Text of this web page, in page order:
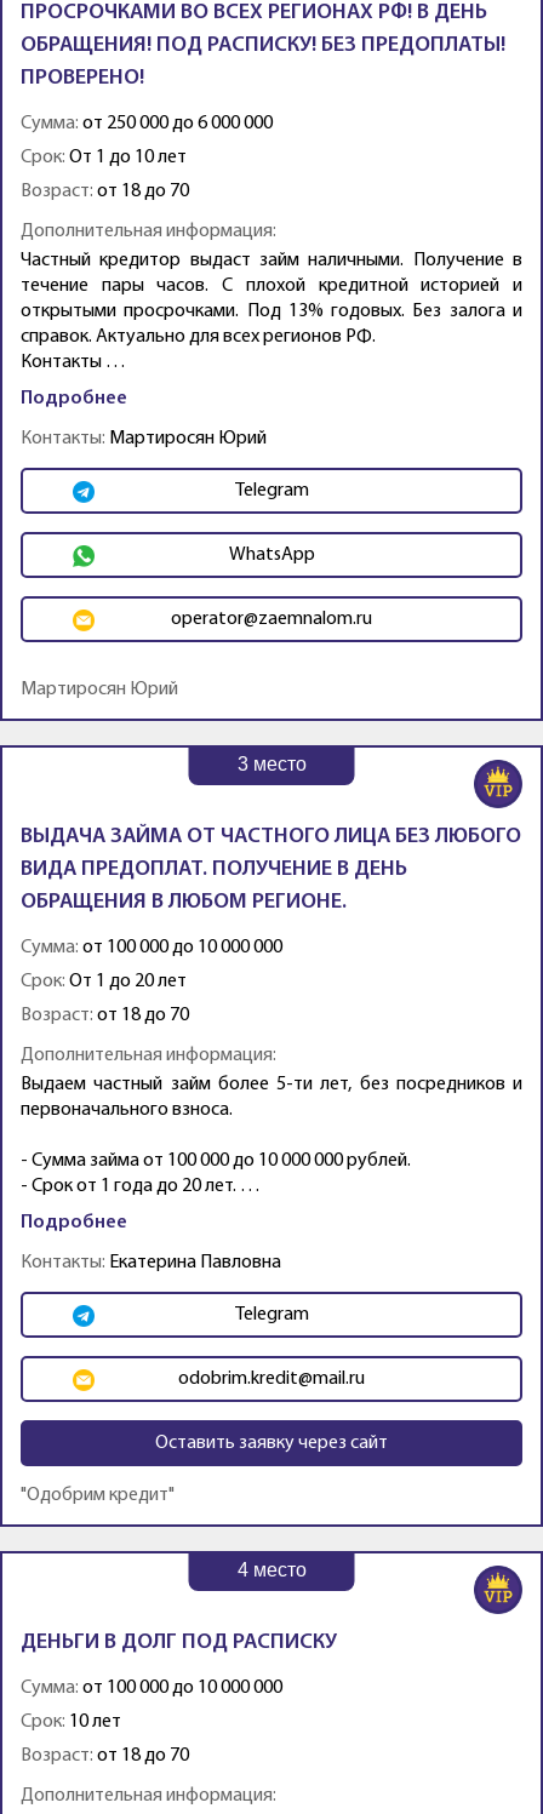
ПРОСРОЧКАМИ ВО ВСЕХ РЕГИОНАХ РФ! В ДЕНЬ
ОБРАЩЕНИЯ! ПОД РАСПИСКУ! БЕЗ ПРЕДОПЛАТЫ!
ПРОВЕРЕНО!
Сумма: от 250 000 до 6 000 000
Срок: От 1 до 10 лет
Возраст: от 18 до 70
Дополнительная информация:
Частный кредитор выдаст займ наличными. Получение в
течение пары часов. С плохой кредитной историей и
открытыми просрочками. Под 13% годовых. Без залога и
справок. Актуально для всех регионов РФ.
Контакты …
Подробнее
Контакты: Мартиросян Юрий
Telegram
WhatsApp
operator@zaemnalom.ru
Мартиросян Юрий
3место
ВЫДАЧА ЗАЙМА ОТ ЧАСТНОГО ЛИЦА БЕЗ ЛЮБОГО
ВИДА ПРЕДОПЛАТ. ПОЛУЧЕНИЕ В ДЕНЬ
ОБРАЩЕНИЯ В ЛЮБОМ РЕГИОНЕ.
Сумма: от 100 000 до 10 000 000
Срок: От 1 до 20 лет
Возраст: от 18 до 70
Дополнительная информация:
Выдаем частный займ более 5-ти лет, без посредников и
первоначального взноса.
- Сумма займа от 100 000 до 10 000 000 рублей.
- Срок от 1 года до 20 лет. …
Подробнее
Контакты: Екатерина Павловна
Telegram
odobrim.kredit@mail.ru
Оставить заявку через сайт
"Одобрим кредит"
4место
ДЕНЬГИ В ДОЛГ ПОД РАСПИСКУ
Сумма: от 100 000 до 10 000 000
Срок: 10 лет
Возраст: от 18 до 70
Дополнительная информация: